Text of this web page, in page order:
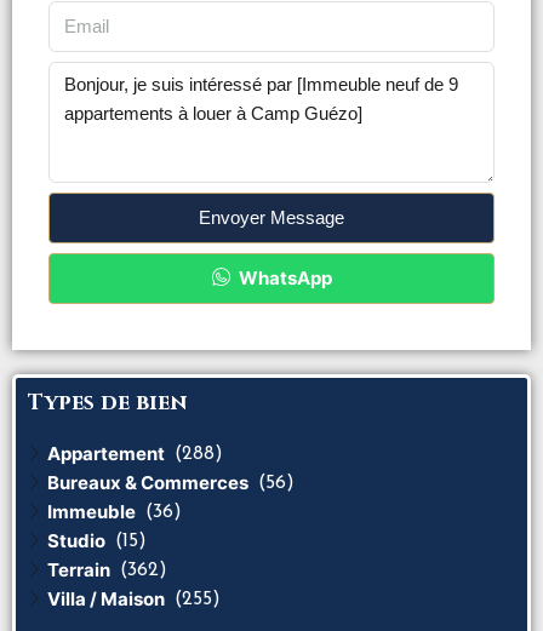
Envoyer Message
WhatsApp
Types de bien
Appartement (288)
Bureaux & Commerces (56)
Immeuble (36)
Studio (15)
Terrain (362)
Villa / Maison (255)